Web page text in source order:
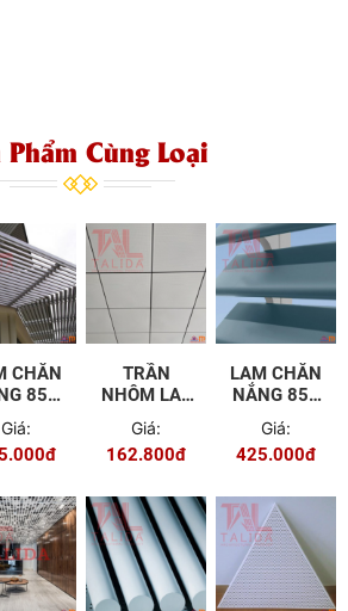
Phẩm Cùng Loại
CHẮN
85R
Giá:
TRẦN
NHÔM LAY
Giá:
162.800đ
LAM CHẮN
NẮNG 85C
Giá:
425.000đ